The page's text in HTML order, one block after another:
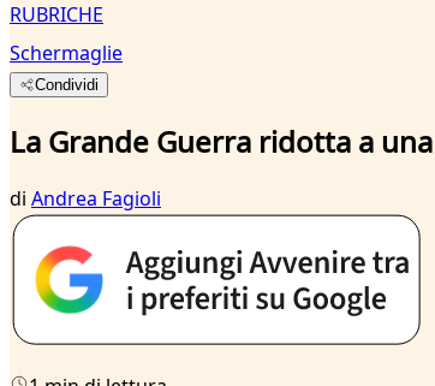
RUBRICHE
Schermaglie
Condividi
La Grande Guerra ridotta a
di Andrea Fagioli